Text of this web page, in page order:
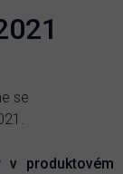
se
v produktovém